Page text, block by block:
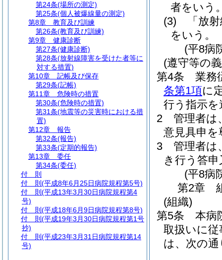
者をいう
(3)
「放
をいう。
(平8病
(遵守等の
第4条
業務
条第1項に
行う指示
2
管理者は
意見具申
3
管理者は
き行う答
(平8病
第2章
(組織)
第5条
本病
取扱いに
は、次の
第24条(場所の測定)
第25条(個人被爆線量の測定)
第8章
教育及び訓練
第26条(教育及び訓練)
第9章
健康診断
第27条(健康診断)
第28条(放射線障害を受けた者等に
対する措置)
第10章
記帳及び保存
第29条(記帳)
第11章
危険時の措置
第30条(危険時の措置)
第31条(地震等の災害時における措
置)
第12章
報告
第32条(報告)
第33条(定期的報告)
第13章
委任
第34条(委任)
付 則
付 則 (平成8年6月25日病院規程第5号)
付 則 (平成13年3月30日病院規程第4
号)
付 則 (平成18年6月9日病院規程第8号)
付 則 (平成19年3月30日病院規程第1号
抄)
付 則 (平成23年3月31日病院規程第14
号)